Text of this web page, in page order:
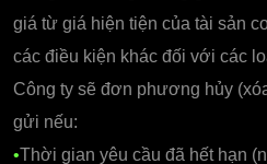
giá từ giá hiện tiện của tài sản
các điều kiện khác đối với các
Công ty sẽ đơn phương hủy
gửi nếu:
•Thời gian yêu cầu đã hết hạn